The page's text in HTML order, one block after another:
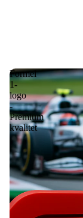
Formel
1-
logo
-
Premium
kvalitet